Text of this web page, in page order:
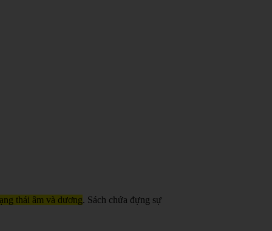
thái âm và dương. Sách chứa đựng sự